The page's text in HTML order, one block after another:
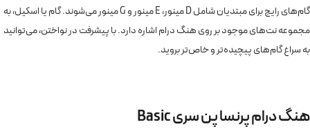
گام‌های رایج برای مبتدیان شامل D مینور، E مینور و G مینور می‌شوند. گام یا اسکیل، به
مجموعه نت‌های موجود بر روی هنگ درام اشاره دارد. با پیشرفت در نواختن، می‌توانید
به سراغ گام‌های پیچیده‌تر و خاص‌تر بروید.
هنگ درام پرنسا پن سری Basic